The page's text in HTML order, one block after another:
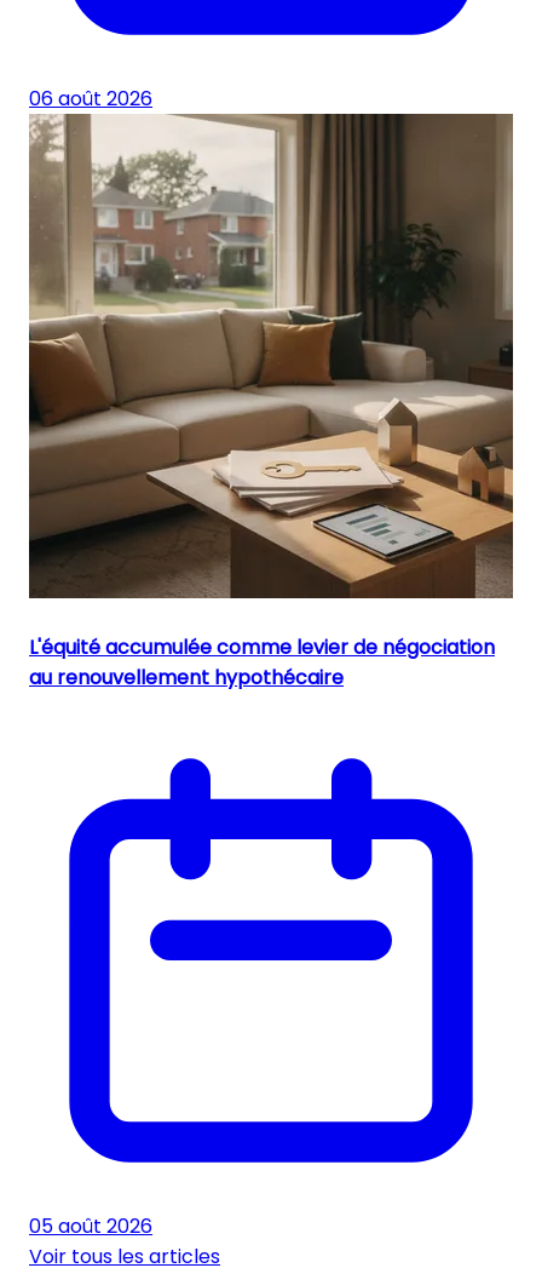
06 août 2026
L'équité accumulée comme levier de négociation
au renouvellement hypothécaire
05 août 2026
Voir tous les articles